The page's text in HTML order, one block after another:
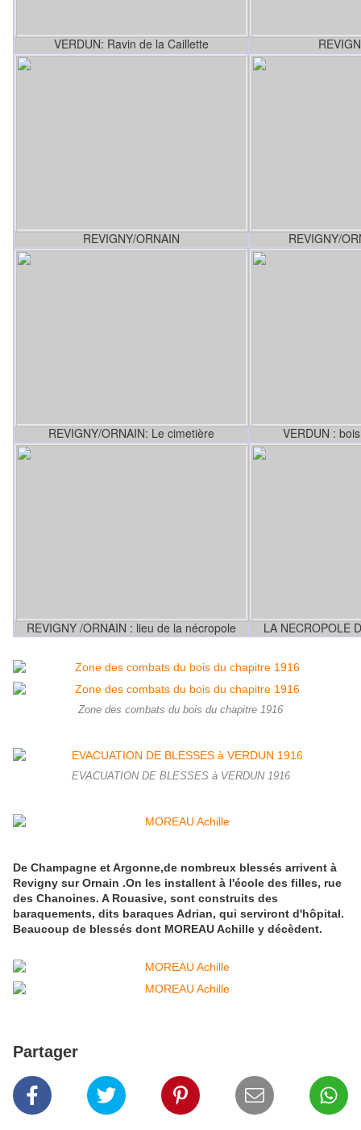
VERDUN: Ravin de la Caillette
REVIGNY/ORNAIN REVIGNY/
REVIGNY/ORNAIN: Le cimetière VERDUN :
REVIGNY /ORNAIN : lieu de la nécropole LA NECROPOLE
Zone des combats du bois du chapitre 1916
EVACUATION DE BLESSES à VERDUN 1916
De Champagne et Argonne,de nombreux blessés arrivent à
Revigny sur Ornain .On les installent à l'école des filles, rue
des Chanoines. A Rouasive, sont construits des
baraquements, dits baraques Adrian, qui serviront d'hôpital.
Beaucoup de blessés dont MOREAU Achille y décèdent.
Partager